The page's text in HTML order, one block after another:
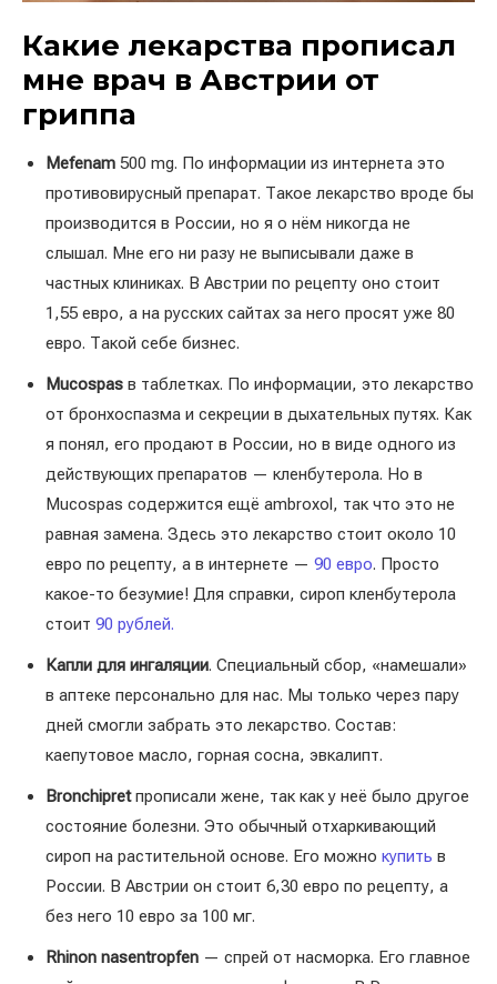
Какие лекарства прописал
мне врач в Австрии от
гриппа
Mefenam 500 mg. По информации из интернета это
противовирусный препарат. Такое лекарство вроде бы
производится в России, но я о нём никогда не
слышал. Мне его ни разу не выписывали даже в
частных клиниках. В Австрии по рецепту оно стоит
1,55 евро, а на русских сайтах за него просят уже 80
евро. Такой себе бизнес.
Mucospas в таблетках. По информации, это лекарство
от бронхоспазма и секреции в дыхательных путях. Как
я понял, его продают в России, но в виде одного из
действующих препаратов — кленбутерола. Но в
Mucospas содержится ещё ambroxol, так что это не
равная замена. Здесь это лекарство стоит около 10
евро по рецепту, а в интернете — 90 евро. Просто
какое-то безумие! Для справки, сироп кленбутерола
стоит 90 рублей.
Капли для ингаляции. Специальный сбор, «намешали»
в аптеке персонально для нас. Мы только через пару
дней смогли забрать это лекарство. Состав:
каепутовое масло, горная сосна, эвкалипт.
Bronchipretпрописали жене, так как у неё было другое
состояние болезни. Это обычный отхаркивающий
сироп на растительной основе. Его можно купить в
России. В Австрии он стоит 6,30 евро по рецепту, а
без него 10 евро за 100 мг.
Rhinon nasentropfen — спрей от насморка. Его главное